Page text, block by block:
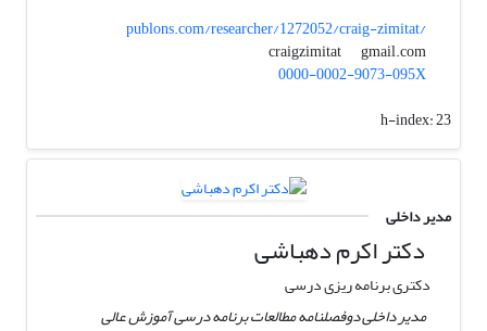
publons.com/researcher/1272052/craig-zimitat/
craigzimitat
gmail.com
0000-0002-9073-095X
h-index:23
مدیر داخلی
دکتر اکرم دهباشی
دکتری برنامه ریزی درسی
مدیر داخلی دوفصلنامه مطالعات برنامه درسی آموزش عالی